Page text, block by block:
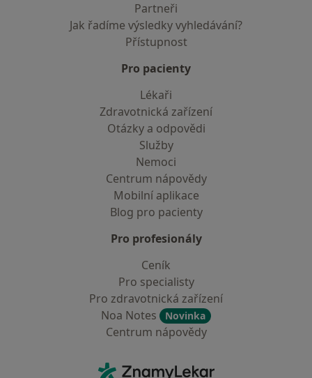
Partneři
Jak řadíme výsledky vyhledávání?
Přístupnost
Pro pacienty
Lékaři
Zdravotnická zařízení
Otázky a odpovědi
Služby
Nemoci
Centrum nápovědy
Mobilní aplikace
Blog pro pacienty
Pro profesionály
Ceník
Pro specialisty
Pro zdravotnická zařízení
Noa Notes
Novinka
Centrum nápovědy
ZnamyLekar - Hlavní stránka